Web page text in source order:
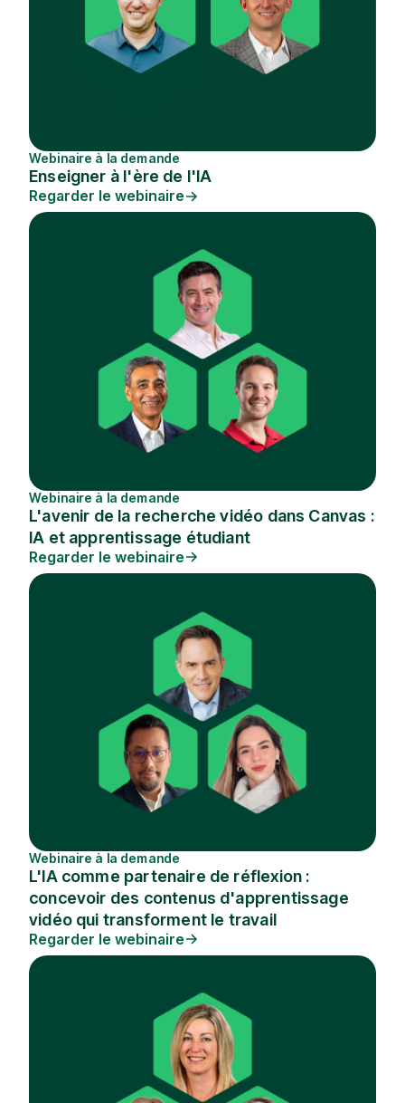
Webinaire à la demande
Enseigner à l'ère de l'IA
Regarder le webinaire
Webinaire à la demande
L'avenir de la recherche vidéo dans Canvas :
IA et apprentissage étudiant
Regarder le webinaire
Webinaire à la demande
L'IA comme partenaire de réflexion :
concevoir des contenus d'apprentissage
vidéo qui transforment le travail
Regarder le webinaire